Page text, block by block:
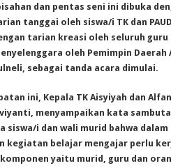
dan pentas seni ini dibuka
tanggai oleh siswa/i TK dan
tarian kreasi oleh seluruh guru
oleh Pemimpin Daerah
sebagai tanda acara dimulai.
ini, Kepala TK Aisyiyah dan
menyampaikan kata
siswa/i dan wali murid bahwa dalam
kegiatan belajar mengajar perlu
yaitu murid, guru dan